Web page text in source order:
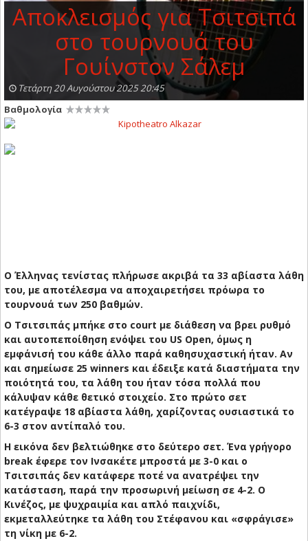
Αποκλεισμός για Τσιτσιπά
στο τουρνουά του
Γουίνστον Σάλεμ
Τετάρτη 20 Αυγούστου 2025 20:45
Βαθμολογία
Ο Έλληνας τενίστας πλήρωσε ακριβά τα 33 αβίαστα λάθη
του, με αποτέλεσμα να αποχαιρετήσει πρόωρα το
τουρνουά των 250 βαθμών.
Ο Τσιτσιπάς μπήκε στο court με διάθεση να βρει ρυθμό
και αυτοπεποίθηση ενόψει του US Open, όμως η
εμφάνισή του κάθε άλλο παρά καθησυχαστική ήταν. Αν
και σημείωσε 25 winners και έδειξε κατά διαστήματα την
ποιότητά του, τα λάθη του ήταν τόσα πολλά που
κάλυψαν κάθε θετικό στοιχείο. Στο πρώτο σετ
κατέγραψε 18 αβίαστα λάθη, χαρίζοντας ουσιαστικά το
6-3 στον αντίπαλό του.
Η εικόνα δεν βελτιώθηκε στο δεύτερο σετ. Ένα γρήγορο
break έφερε τον Ινσακέτε μπροστά με 3-0 και ο
Τσιτσιπάς δεν κατάφερε ποτέ να ανατρέψει την
κατάσταση, παρά την προσωρινή μείωση σε 4-2. Ο
Κινέζος, με ψυχραιμία και απλό παιχνίδι,
εκμεταλλεύτηκε τα λάθη του Στέφανου και «σφράγισε»
τη νίκη με 6-2.